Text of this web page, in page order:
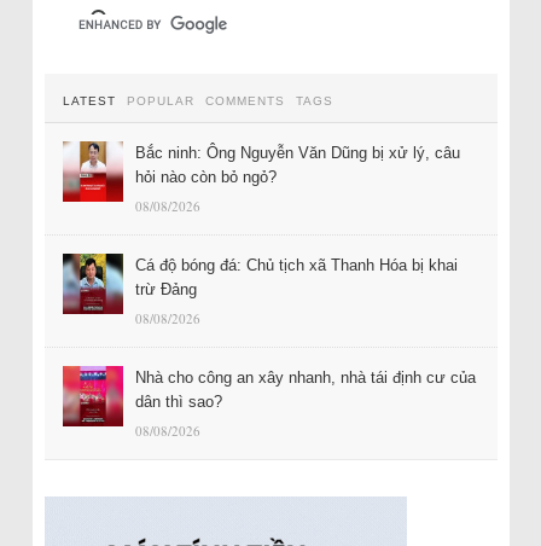
LATEST POPULAR COMMENTS TAGS
Bắc ninh: Ông Nguyễn Văn Dũng bị xử lý, câu
hỏi nào còn bỏ ngỏ?
08/08/2026
Cá độ bóng đá: Chủ tịch xã Thanh Hóa bị khai
trừ Đảng
08/08/2026
Nhà cho công an xây nhanh, nhà tái định cư của
dân thì sao?
08/08/2026